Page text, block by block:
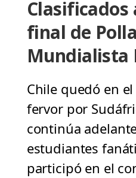
Clasificados
final de Polla
Mundialista
Chile quedó en
fervor por
continúa
estudiantes
participó en el